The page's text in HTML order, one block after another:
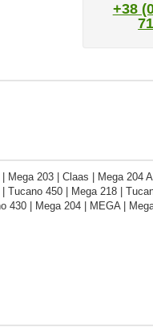
+38
Mega 203 | Claas | Mega 204
Tucano 450 | Mega 218 |
430 | Mega 204 | MEGA |